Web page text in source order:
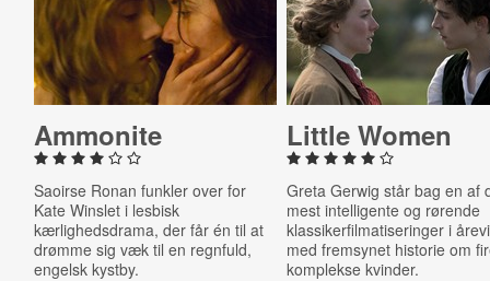
Ammonite
Saoirse Ronan funkler over for
Kate Winslet i lesbisk
kærlighedsdrama, der får én til at
drømme sig væk til en regnfuld,
engelsk kystby.
Little Women
Greta Gerwig står bag en af
mest intelligente og rørende
klassikerfilmatiseringer i
med fremsynet historie om
komplekse kvinder.